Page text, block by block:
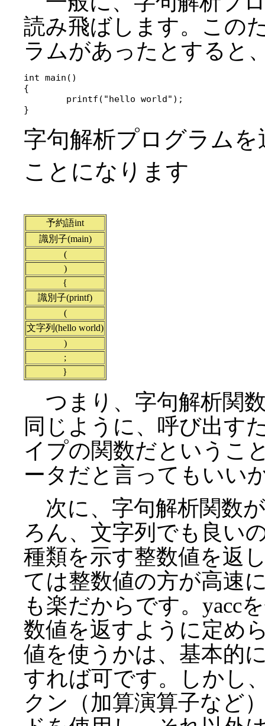
読み飛ばします。この
ラムがあったとすると
int main()
{
字句解析プログラム
ことになります
予約語int
識別子(main)
(
)
{
識別子(printf)
(
文字列(hello world)
)
;
}
つまり、字句解析関数
同じように、呼び出す
イプの関数だというこ
ータだと言ってもいい
次に、字句解析関数
ろん、文字列でも良い
種類を示す整数値を返
ては整数値の方が高速
も楽だからです。yacc
数値を返すように定
値を使うかは、基本的
すれば可です。しかし
クン（加算演算子など